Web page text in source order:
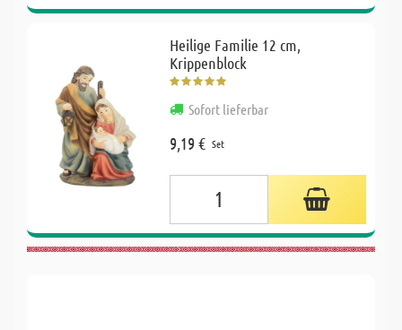
Heilige Familie 12 cm,
Krippenblock
Sofort lieferbar
9,19 € Set